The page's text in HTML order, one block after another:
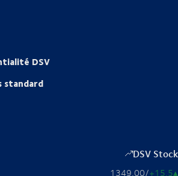
DSV
standard
DSV Stock
1349,00/+15,5▴